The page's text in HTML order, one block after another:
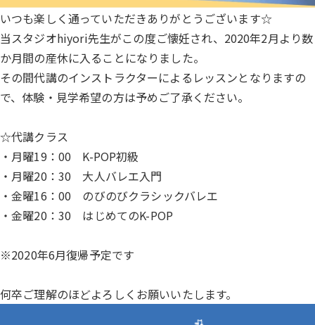
いつも楽しく通っていただきありがとうございます☆
当スタジオhiyori先生がこの度ご懐妊され、2020年2月より数
か月間の産休に入ることになりました。
その間代講のインストラクターによるレッスンとなりますの
で、体験・見学希望の方は予めご了承ください。
☆代講クラス
・月曜19：00 K-POP初級
・月曜20：30 大人バレエ入門
・金曜16：00 のびのびクラシックバレエ
・金曜20：30 はじめてのK-POP
※2020年6月復帰予定です
何卒ご理解のほどよろしくお願いいたします。